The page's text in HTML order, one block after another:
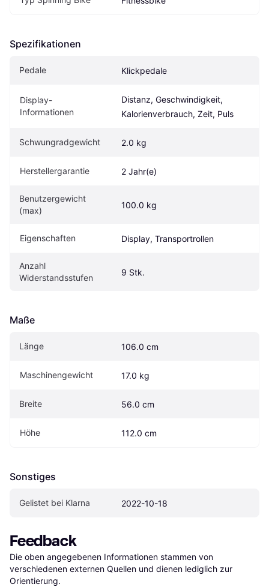
Spezifikationen
Pedale Klickpedale
Display-
Informationen
Distanz, Geschwindigkeit,
Kalorienverbrauch, Zeit, Puls
Schwungradgewicht 2.0 kg
Herstellergarantie 2 Jahr(e)
Benutzergewicht
(max)
100.0 kg
Eigen­schaften Display, Transportrollen
Anzahl
Widerstandsstufen
9 Stk.
Maße
Länge 106.0 cm
Maschinengewicht 17.0 kg
Breite 56.0 cm
Höhe 112.0 cm
Sonstiges
Gelistet bei Klarna 2022-10-18
Feedback
Die oben angegebenen Informationen stammen von
verschiedenen externen Quellen und dienen lediglich zur
Orientierung.